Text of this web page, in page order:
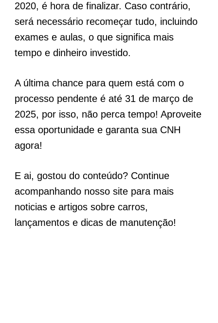
2020, é hora de finalizar. Caso contrário,
será necessário recomeçar tudo, incluindo
exames e aulas, o que significa mais
tempo e dinheiro investido.
A última chance para quem está com o
processo pendente é até 31 de março de
2025, por isso, não perca tempo! Aproveite
essa oportunidade e garanta sua CNH
agora!
E ai, gostou do conteúdo? Continue
acompanhando nosso site para mais
noticias e artigos sobre carros,
lançamentos e dicas de manutenção!